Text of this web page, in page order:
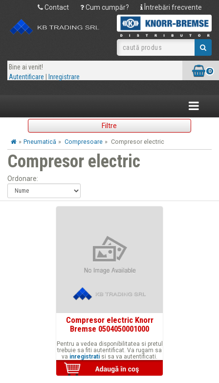
Contact Cum cumpăr? Întrebări frecvente
Bine ai venit!
Autentificare
Inregistrare
0
Toggle
Filtre
» Pneumatică » Compresoare » Compresor electric
Compresor electric
Ordonare:
Compresor electric Knorr
Bremse 0504050001000
Pentru a vedea disponibilitatea si pretul
trebuie sa fiti autentificat. Va rugam sa
va inregistrati si sa va autentificati.